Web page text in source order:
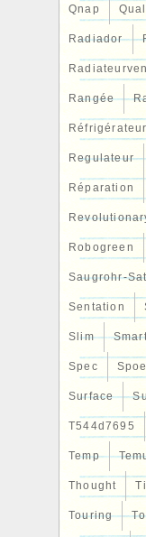
Qnap
Radiador
Rangée
Réfrigérateur
Regulateur
Réparation
Robogreen
Saugrohr-
Sentation
Slim
Spec
Surface
T544d7695
Temp
Thought
Touring